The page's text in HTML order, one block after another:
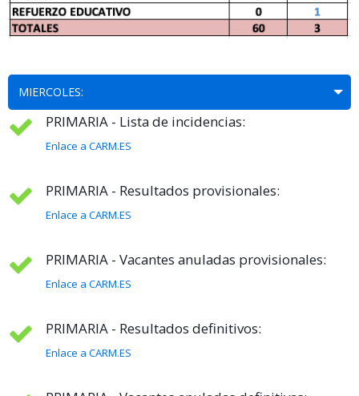
MIERCOLES:
PRIMARIA - Lista de incidencias:
Enlace a CARM.ES
PRIMARIA - Resultados provisionales:
Enlace a CARM.ES
PRIMARIA - Vacantes anuladas provisionales:
Enlace a CARM.ES
PRIMARIA - Resultados definitivos:
Enlace a CARM.ES